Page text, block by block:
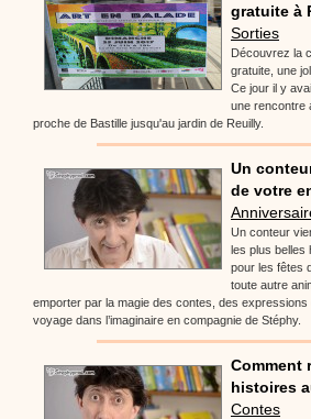
gratuite à
Sorties
Découvrez la
gratuite, une
Ce jour il y
une rencontre
proche de Bastille jusqu'au jardin de Reuilly.
Un
de votre
Un conteur
les plus belles
pour les fêtes
toute autre
emporter par la magie des contes, des
voyage dans l’imaginaire en compagnie de Stéphy.
Comment
histoires
Contes